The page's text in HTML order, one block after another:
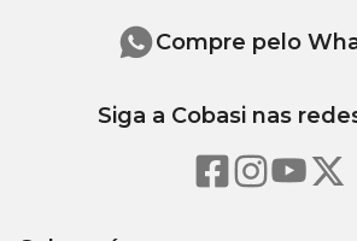
Compre pelo
Siga a Cobasi nas